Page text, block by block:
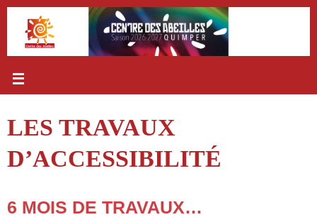
Passer
contenu
LES TRAVAUX
D’ACCESSIBILITÉ
6 MOIS DE TRAVAUX…